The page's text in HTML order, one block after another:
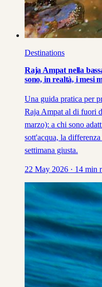
Destinations
Raja Ampat nella
sono, in realtà, i mesi
Una guida pratica per
Raja Ampat al di fuori
marzo): a chi sono
sott'acqua, la
settimana giusta.
22 May 2026 · 14 min